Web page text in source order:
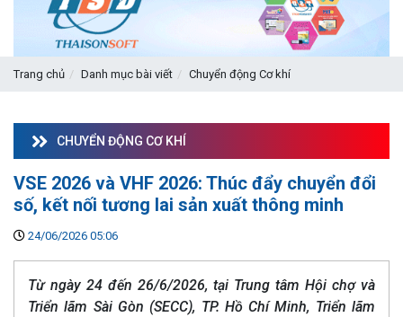
Trang chủ Danh mục bài viết Chuyển động Cơ khí
CHUYỂN ĐỘNG CƠ KHÍ
VSE 2026 và VHF 2026: Thúc đẩy chuyển đổi
số, kết nối tương lai sản xuất thông minh
24/06/2026 05:06
Từ ngày 24 đến 26/6/2026, tại Trung tâm Hội chợ và
Triển lãm Sài Gòn (SECC), TP. Hồ Chí Minh, Triển lãm